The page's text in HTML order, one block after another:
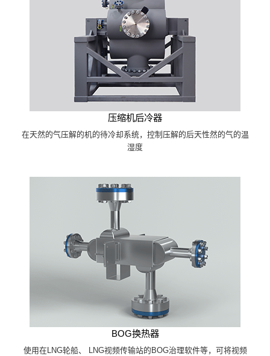
压缩机后冷器
在天然的气压解的机的待冷却系统，控制压解的后天性然的气的温
湿度
BOG换热器
使用在LNG轮船、 LNG视频传输站的BOG治理软件等，可将视频